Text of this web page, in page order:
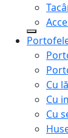
Cu
Cu
Cu